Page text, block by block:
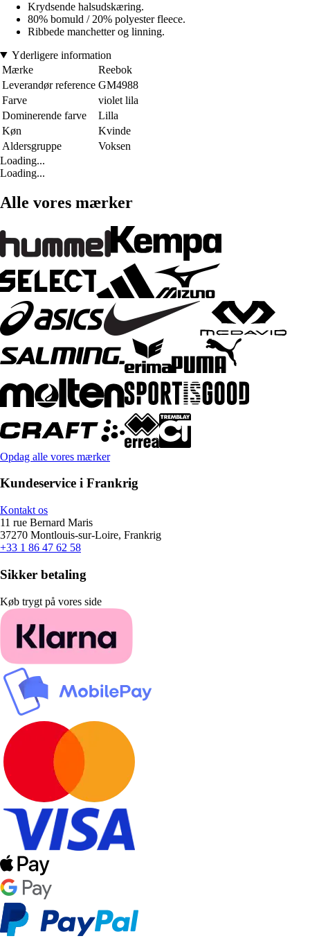
Krydsende halsudskæring.
80% bomuld / 20% polyester fleece.
Ribbede manchetter og linning.
Yderligere information
Mærke
Reebok
Leverandør reference GM4988
Farve
violet lila
Dominerende farve
Lilla
Køn
Kvinde
Aldersgruppe
Voksen
Loading...
Loading...
Alle vores mærker
Opdag alle vores mærker
Kundeservice i Frankrig
Kontakt os
11 rue Bernard Maris
37270 Montlouis-sur-Loire, Frankrig
+33 1 86 47 62 58
Sikker betaling
Køb trygt på vores side